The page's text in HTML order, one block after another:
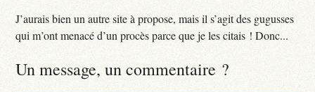
J’aurais bien un autre site à propose, mais il s’agit des gugusses
qui m’ont menacé d’un procès parce que je les citais ! Donc...
Un message, un commentaire ?